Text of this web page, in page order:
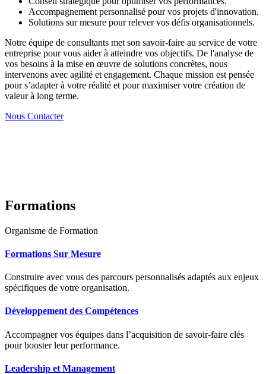
Accompagnement personnalisé pour vos projets d'innovation.
Solutions sur mesure pour relever vos défis organisationnels.
Notre équipe de consultants met son savoir-faire au service de votre
entreprise pour vous aider à atteindre vos objectifs. De l'analyse de
vos besoins à la mise en œuvre de solutions concrètes, nous
intervenons avec agilité et engagement. Chaque mission est pensée
pour s’adapter à votre réalité et pour maximiser votre création de
valeur à long terme.
Nous Contacter
Formations
Organisme de Formation
Formations Sur Mesure
Construire avec vous des parcours personnalisés adaptés aux enjeux
spécifiques de votre organisation.
Développement des Compétences
Accompagner vos équipes dans l’acquisition de savoir-faire clés
pour booster leur performance.
Leadership et Management